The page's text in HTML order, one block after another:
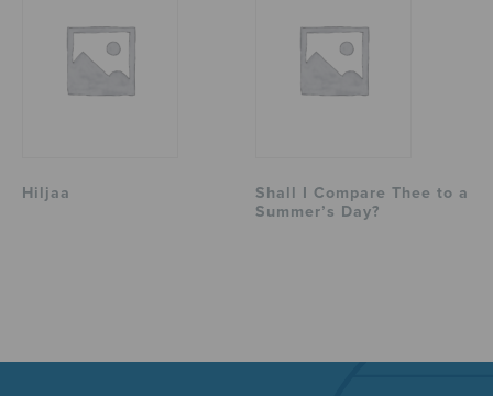
Hiljaa
Shall I Compare Thee to a
Summer’s Day?